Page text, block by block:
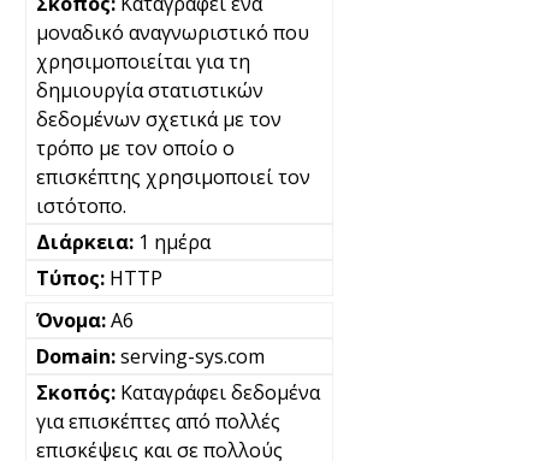
μοναδικό αναγνωριστικό που
χρησιμοποιείται για τη
δημιουργία στατιστικών
δεδομένων σχετικά με τον
τρόπο με τον οποίο ο
επισκέπτης χρησιμοποιεί τον
ιστότοπο.
1 ημέρα
HTTP
A6
serving-sys.com
Καταγράφει δεδομένα
για επισκέπτες από πολλές
επισκέψεις και σε πολλούς